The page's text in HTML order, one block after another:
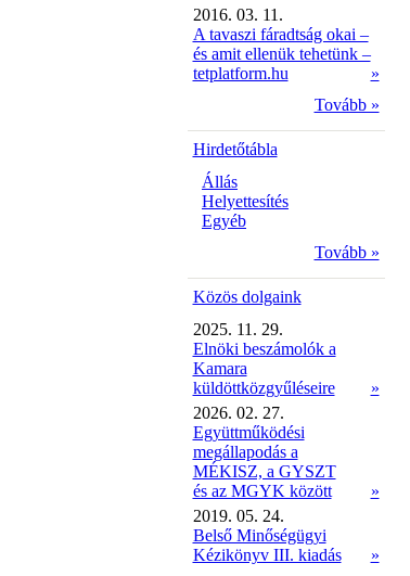
2016. 03. 11.
A tavaszi fáradtság okai –
és amit ellenük tehetünk –
tetplatform.hu
»
Tovább »
Hirdetőtábla
Állás
Helyettesítés
Egyéb
Tovább »
Közös dolgaink
2025. 11. 29.
Elnöki beszámolók a
Kamara
küldöttközgyűléseire
»
2026. 02. 27.
Együttműködési
megállapodás a
MÉKISZ, a GYSZT
és az MGYK között
»
2019. 05. 24.
Belső Minőségügyi
Kézikönyv III. kiadás
»